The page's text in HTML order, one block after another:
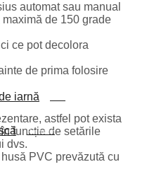
iarnă
Premium
automat sau manual
de 150 grade
ce pot decolora
de prima folosire
astfel pot exista
funcție de setările
dvs.
PVC prevăzută cu